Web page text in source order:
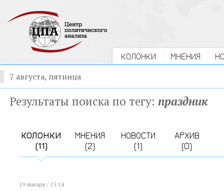
КОЛОНКИ МНЕНИЯ
7 августа, пятница
Результаты поиска по тегу: праздник
КОЛОНКИ
(11)
МНЕНИЯ
(2)
НОВОСТИ
(1)
АРХИВ
(0)
19 января / 15:14